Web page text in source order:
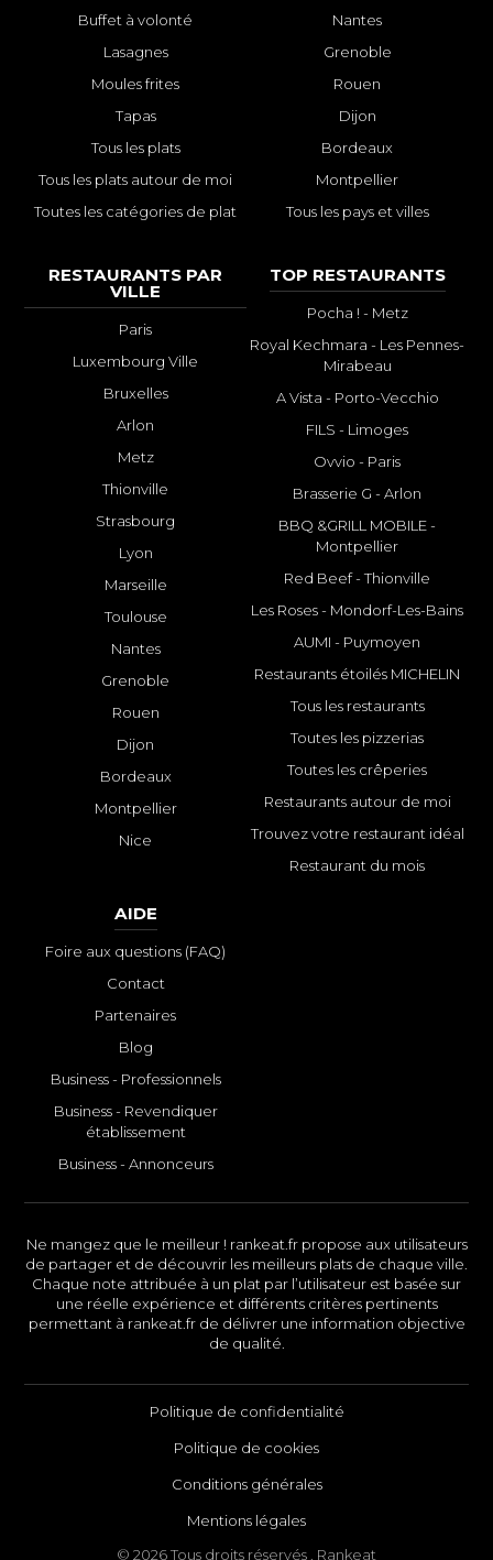
Buffet à volonté
Lasagnes
Moules frites
Tapas
Tous les plats
Tous les plats autour de moi
Toutes les catégories de plat
Nantes
Grenoble
Rouen
Dijon
Bordeaux
Montpellier
Tous les pays et villes
RESTAURANTS PAR
VILLE
Paris
Luxembourg Ville
Bruxelles
Arlon
Metz
Thionville
Strasbourg
Lyon
Marseille
Toulouse
Nantes
Grenoble
Rouen
Dijon
Bordeaux
Montpellier
Nice
TOP RESTAURANTS
Pocha ! - Metz
Royal Kechmara - Les Pennes-
Mirabeau
A Vista - Porto-Vecchio
FILS - Limoges
Ovvio - Paris
Brasserie G - Arlon
BBQ &GRILL MOBILE -
Montpellier
Red Beef - Thionville
Les Roses - Mondorf-Les-Bains
AUMI - Puymoyen
Restaurants étoilés MICHELIN
Tous les restaurants
Toutes les pizzerias
Toutes les crêperies
Restaurants autour de moi
Trouvez votre restaurant idéal
Restaurant du mois
AIDE
Foire aux questions (FAQ)
Contact
Partenaires
Blog
Business - Professionnels
Business - Revendiquer
établissement
Business - Annonceurs
Ne mangez que le meilleur ! rankeat.fr propose aux utilisateurs
de partager et de découvrir les meilleurs plats de chaque ville.
Chaque note attribuée à un plat par l’utilisateur est basée sur
une réelle expérience et différents critères pertinents
permettant à rankeat.fr de délivrer une information objective
de qualité.
Politique de confidentialité
Politique de cookies
Conditions générales
Mentions légales
© 2026 Tous droits réservés . Rankeat